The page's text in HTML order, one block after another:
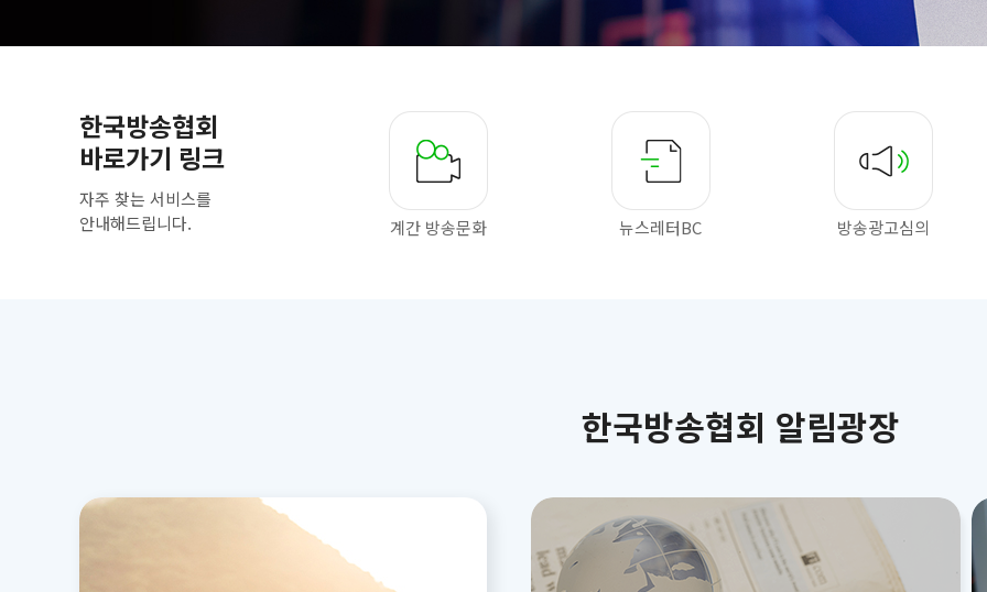
한국방송협회
바로가기 링크
자주 찾는 서비스를
안내해드립니다.
계간 방송문화 뉴스레터BC 방송광고심의
한국방송협회 알림광장